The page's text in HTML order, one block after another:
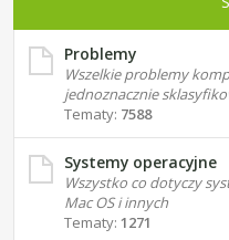
Problemy
Wszelkie problemy
jednoznacznie
Tematy: 7588
Systemy operacyjne
Wszystko co dotyczy
Mac OS i innych
Tematy: 1271